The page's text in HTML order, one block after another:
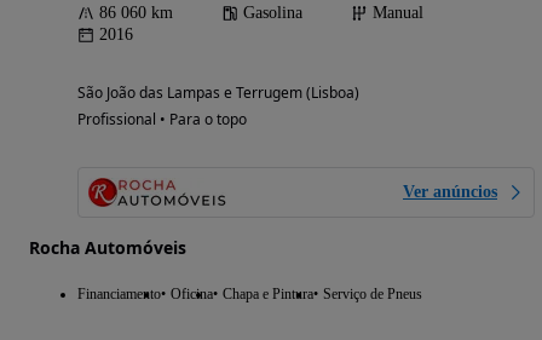
86 060 km Gasolina
Manual
2016
São João das Lampas e Terrugem (Lisboa)
Profissional • Para o topo
Ver anúncios
Rocha Automóveis
Financiamento Oficina Chapa e Pintura Serviço de Pneus